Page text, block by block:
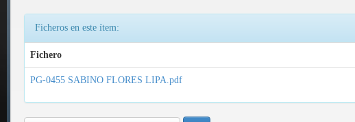
Ficheros en este ítem:
Fichero
PG-0455 SABINO FLORES LIPA.pdf